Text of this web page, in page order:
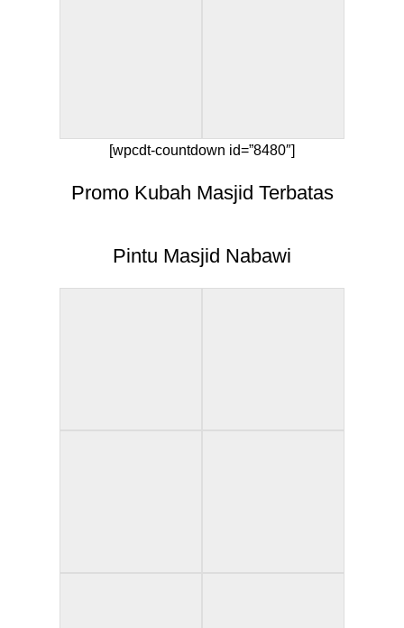
[wpcdt-countdown id=”8480″]
Promo Kubah Masjid Terbatas
Pintu Masjid Nabawi